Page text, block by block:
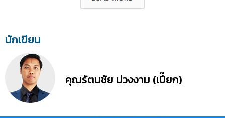
นักเขียน
คุณรัตนชัย ม่วงงาม (เปี๊ยก)